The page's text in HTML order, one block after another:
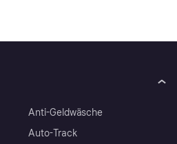
Anti-Geldwäsche
Auto-Track